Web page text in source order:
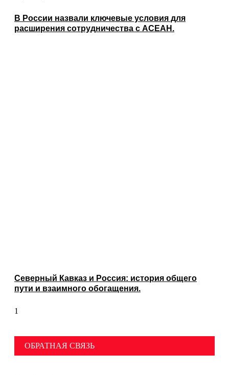
В России назвали ключевые условия для
расширения сотрудничества с АСЕАН.
Северный Кавказ и Россия: история общего
пути и взаимного обогащения.
ОБРАТНАЯ СВЯЗЬ